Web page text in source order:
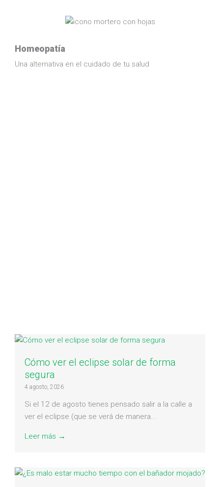
Homeopatía
Una alternativa en el cuidado de tu salud
Cómo ver el eclipse solar de forma
segura
4 agosto, 2026
Si el 12 de agosto tienes pensado salir a la calle a
ver el eclipse (que se verá de manera...
Leer más →